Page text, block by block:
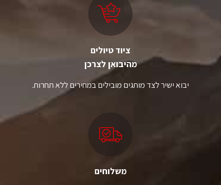
האפשרויות
ציוד טיולים
מהיבואן לצרכן
יבוא ישיר לצד מותגים מובילים במחירים ללא תחרות.
משלוחים